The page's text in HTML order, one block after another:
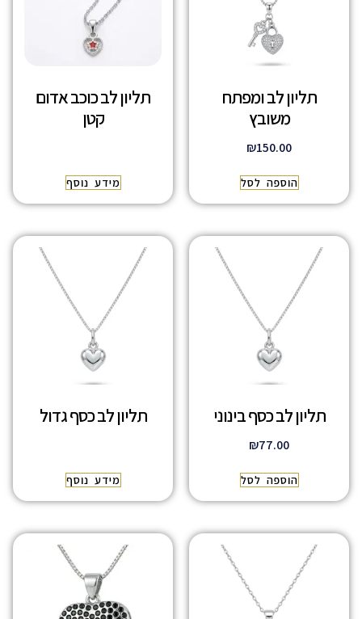
תליון לב ומפתח
משובץ
₪150.00
הוספה לסל
תליון לב כוכב אדום
קטן
מידע נוסף
תליון לב כסף בינוני
₪77.00
הוספה לסל
תליון לב כסף גדול
מידע נוסף